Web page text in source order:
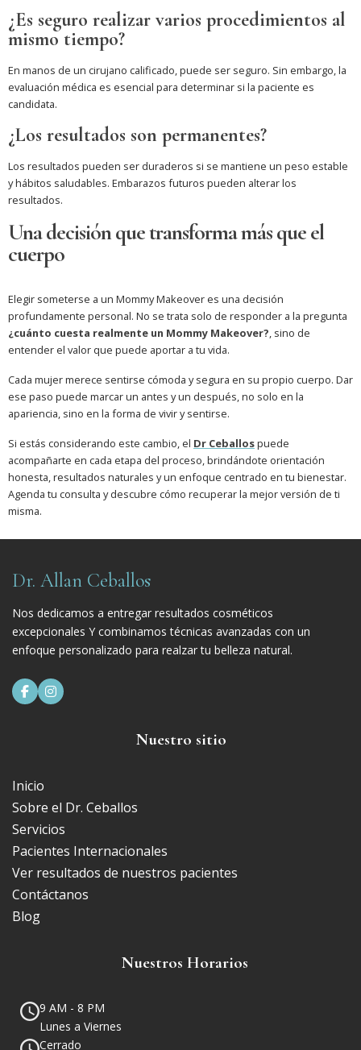
¿Es seguro realizar varios procedimientos al
mismo tiempo?
En manos de un cirujano calificado, puede ser seguro. Sin embargo, la
evaluación médica es esencial para determinar si la paciente es
candidata.
¿Los resultados son permanentes?
Los resultados pueden ser duraderos si se mantiene un peso estable
y hábitos saludables. Embarazos futuros pueden alterar los
resultados.
Una decisión que transforma más que el
cuerpo
Elegir someterse a un Mommy Makeover es una decisión
profundamente personal. No se trata solo de responder a la pregunta
¿cuánto cuesta realmente un Mommy Makeover?, sino de
entender el valor que puede aportar a tu vida.
Cada mujer merece sentirse cómoda y segura en su propio cuerpo. Dar
ese paso puede marcar un antes y un después, no solo en la
apariencia, sino en la forma de vivir y sentirse.
Si estás considerando este cambio, el Dr Ceballospuede
acompañarte en cada etapa del proceso, brindándote orientación
honesta, resultados naturales y un enfoque centrado en tu bienestar.
Agenda tu consulta y descubre cómo recuperar la mejor versión de ti
misma.
Dr. Allan Ceballos
Nos dedicamos a entregar resultados cosméticos
excepcionales Y combinamos técnicas avanzadas con un
enfoque personalizado para realzar tu belleza natural.
 
Nuestro sitio
Inicio
Sobre el Dr. Ceballos
Servicios
Pacientes Internacionales
Ver resultados de nuestros pacientes
Contáctanos
Blog
Nuestros Horarios
9 AM - 8 PM
Lunes a Viernes
Cerrado